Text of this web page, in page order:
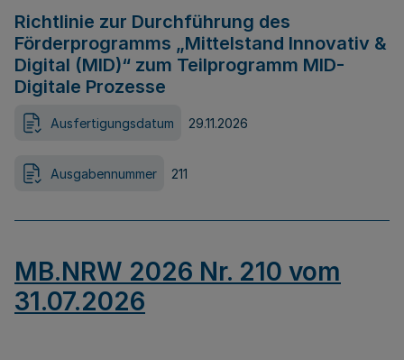
Richtlinie zur Durchführung des
Förderprogramms „Mittelstand Innovativ &
Digital (MID)“ zum Teilprogramm MID-
Digitale Prozesse
Ausfertigungsdatum 29.11.2026
Ausgabennummer 211
MB.NRW 2026 Nr. 210 vom
31.07.2026